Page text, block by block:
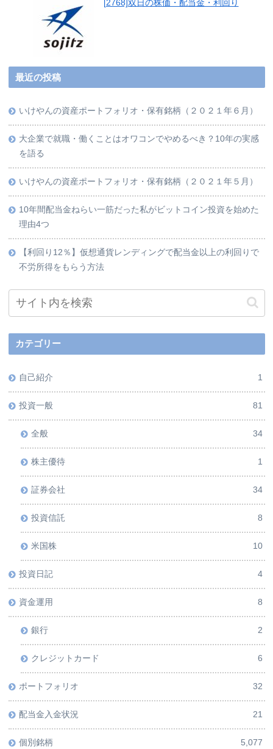
[2768]双日の株価・配当金・利回り
最近の投稿
いけやんの資産ポートフォリオ・保有銘柄（２０２１年６月）
大企業で就職・働くことはオワコンでやめるべき？10年の実感
を語る
いけやんの資産ポートフォリオ・保有銘柄（２０２１年５月）
10年間配当金ねらい一筋だった私がビットコイン投資を始めた
理由4つ
【利回り12％】仮想通貨レンディングで配当金以上の利回りで
不労所得をもらう方法
カテゴリー
自己紹介 1
投資一般 81
全般 34
株主優待 1
証券会社 34
投資信託 8
米国株 10
投資日記 4
資金運用 8
銀行 2
クレジットカード 6
ポートフォリオ 32
配当金入金状況 21
個別銘柄 5,077